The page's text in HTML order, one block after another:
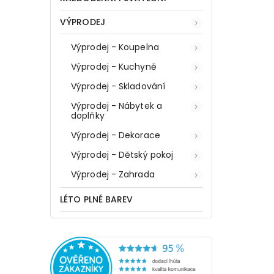
VÝPRODEJ
Výprodej - Koupelna
Výprodej - Kuchyně
Výprodej - Skladování
Výprodej - Nábytek a
doplňky
Výprodej - Dekorace
Výprodej - Dětský pokoj
Výprodej - Zahrada
LÉTO PLNÉ BAREV